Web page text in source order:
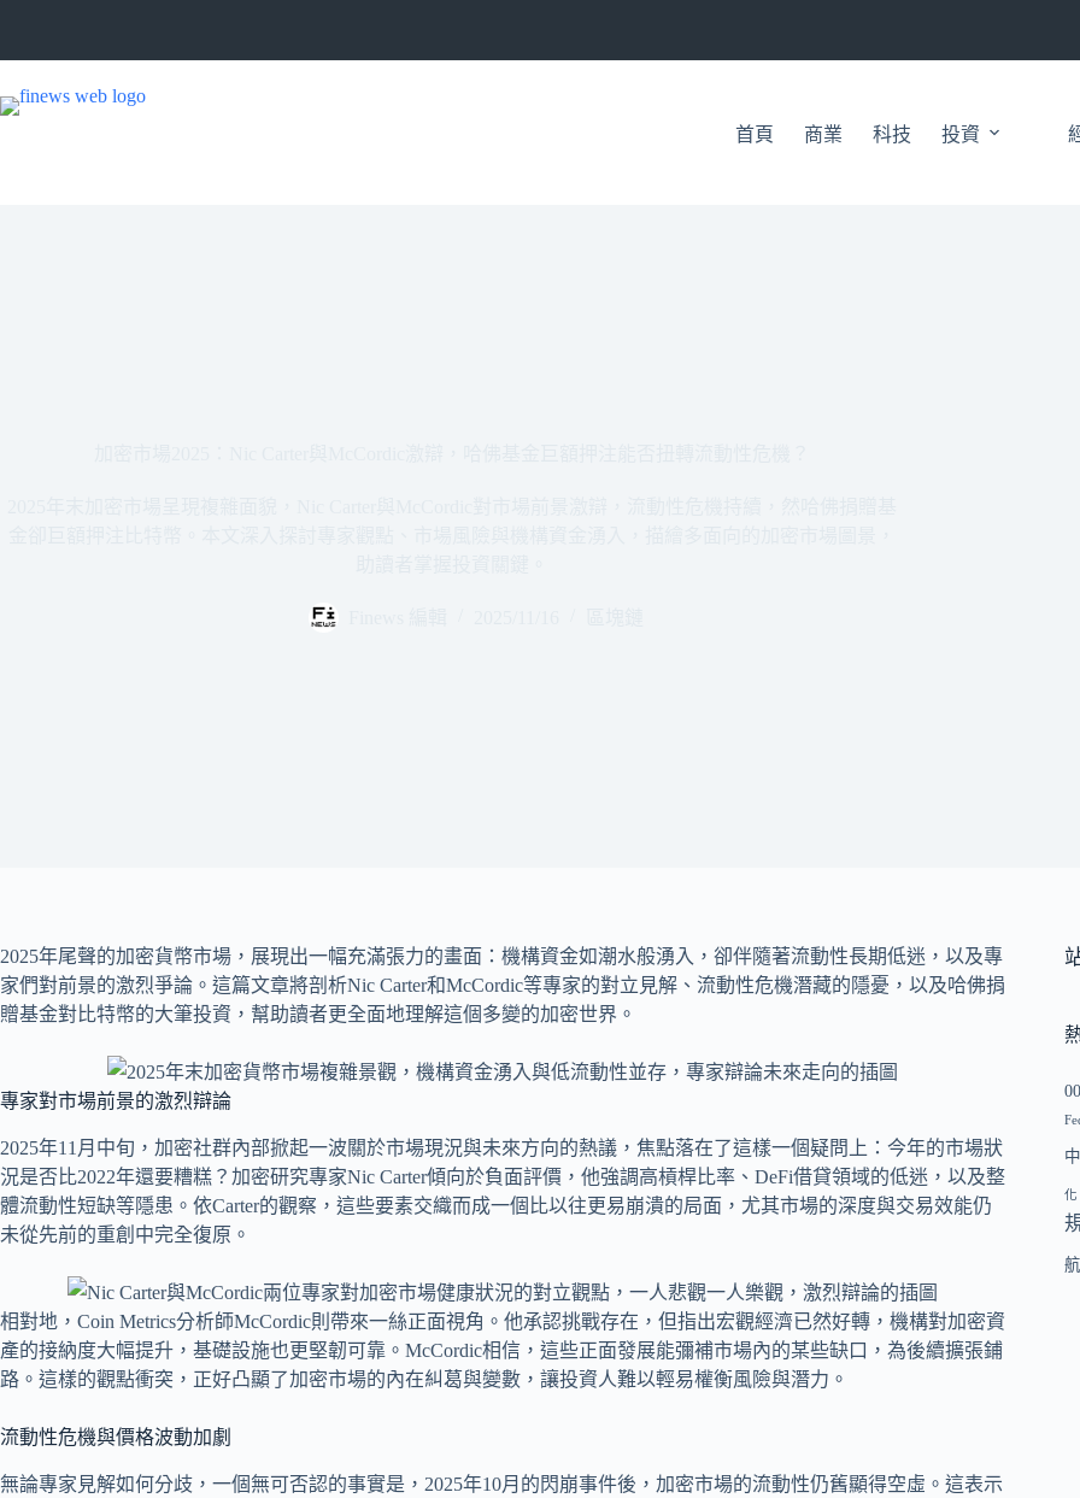
要
首頁 商業 科技 投資
2025年尾聲的加密貨幣市場，展現出一幅充滿張力的畫面：機構資金如潮水般湧入，卻伴隨著流動性長期低迷，以及專
家們對前景的激烈爭論。這篇文章將剖析Nic Carter和McCordic等專家的對立見解、流動性危機潛藏的隱憂，以及哈佛捐
贈基金對比特幣的大筆投資，幫助讀者更全面地理解這個多變的加密世界。
專家對市場前景的激烈辯論
2025年11月中旬，加密社群內部掀起一波關於市場現況與未來方向的熱議，焦點落在了這樣一個疑問上：今年的市場狀
況是否比2022年還要糟糕？加密研究專家Nic Carter傾向於負面評價，他強調高槓桿比率、DeFi借貸領域的低迷，以及整
體流動性短缺等隱患。依Carter的觀察，這些要素交織而成一個比以往更易崩潰的局面，尤其市場的深度與交易效能仍
未從先前的重創中完全復原。
相對地，Coin Metrics分析師McCordic則帶來一絲正面視角。他承認挑戰存在，但指出宏觀經濟已然好轉，機構對加密資
產的接納度大幅提升，基礎設施也更堅韌可靠。McCordic相信，這些正面發展能彌補市場內的某些缺口，為後續擴張鋪
路。這樣的觀點衝突，正好凸顯了加密市場的內在糾葛與變數，讓投資人難以輕易權衡風險與潛力。
流動性危機與價格波動加劇
無論專家見解如何分歧，一個無可否認的事實是，2025年10月的閃崩事件後，加密市場的流動性仍舊顯得空虛。這表示
化